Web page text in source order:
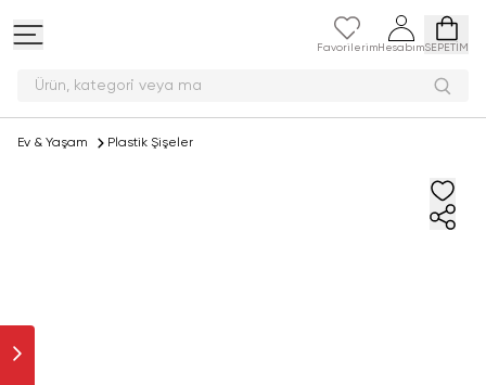
Favorilerim HesabımSEPETİM
Ürün, kategori
Ev & Yaşam Plastik Şişeler